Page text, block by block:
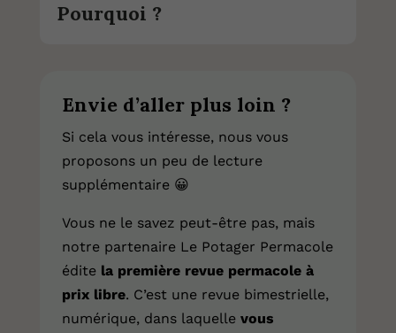
Pourquoi ?
Envie d’aller plus loin ?
Si cela vous intéresse, nous vous
proposons un peu de lecture
supplémentaire 😀
Vous ne le savez peut-être pas, mais
notre partenaire Le Potager Permacole
éditela première revue permacole à
prix libre. C’est une revue bimestrielle,
numérique, dans laquelle vous